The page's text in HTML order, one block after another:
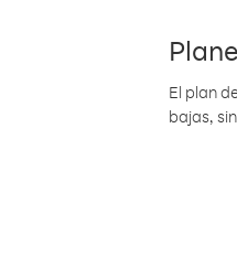
El plan
bajas,